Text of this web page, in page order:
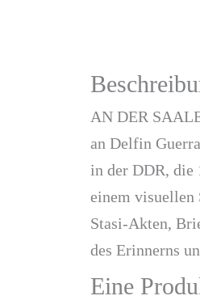
AN DER
an Delfin
in der DDR, die
einem visuellen
Stasi-Akten,
des Erinnerns
Eine